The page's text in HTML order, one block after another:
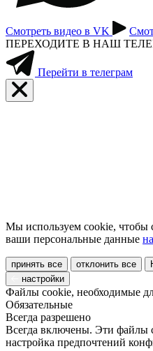
Смотреть видео в VK
ПЕРЕХОДИТЕ В НАШ
Перейти в телеграм
Мы используем cookie, чтобы
ваши персональные данные
принять все отклонить все
настройки
Файлы cookie, необходимые
Обязательные
Всегда разрешено
Всегда включены. Эти файлы
настройка предпочтений